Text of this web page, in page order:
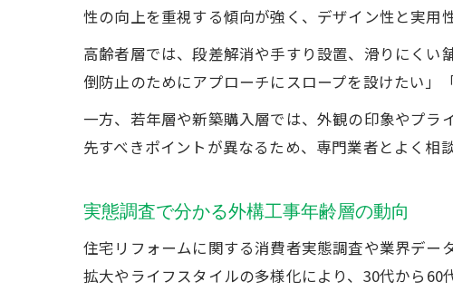
性の向上を重視する傾向が強く、デザイン性と実用
高齢者層では、段差解消や手すり設置、滑りにく
倒防止のためにアプローチにスロープを設けたい」
一方、若年層や新築購入層では、外観の印象やプ
先すべきポイントが異なるため、専門業者とよく相
実態調査で分かる外構工事年齢層の動向
住宅リフォームに関する消費者実態調査や業界デー
拡大やライフスタイルの多様化により、30代から60